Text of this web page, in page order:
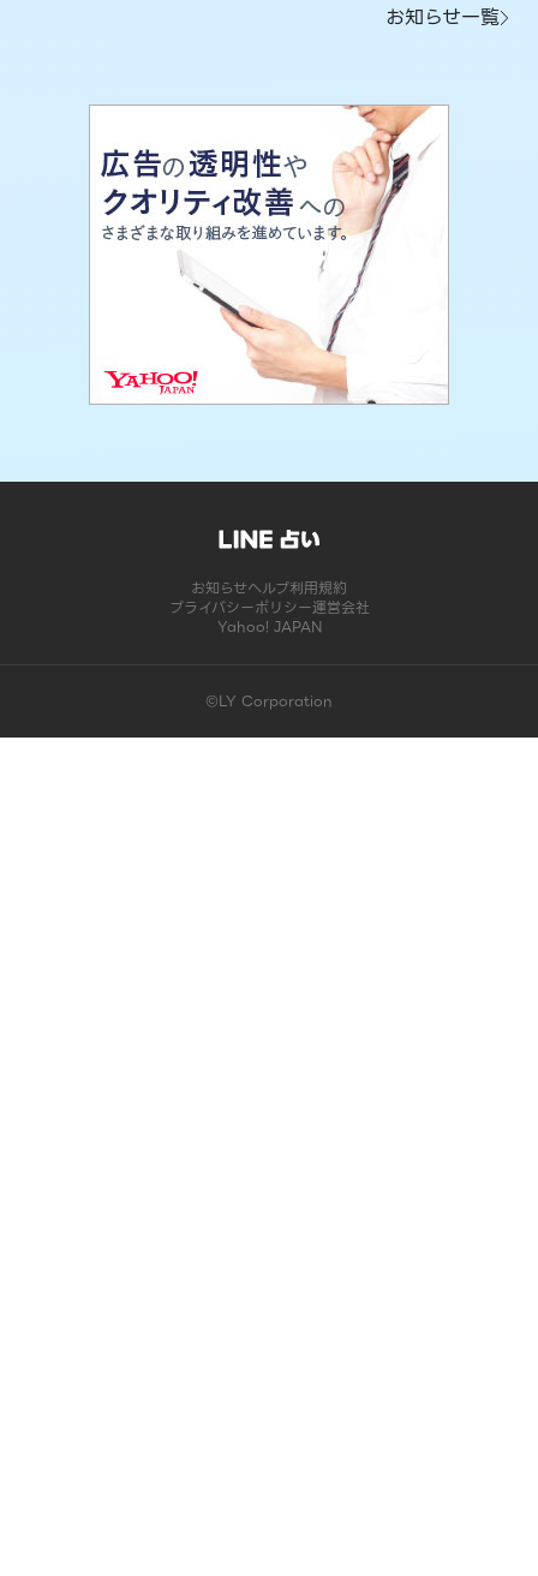
お知らせ一覧
お知らせヘルプ利用規約
プライバシーポリシー運営会社
Yahoo! JAPAN
©LY Corporation
このコンテンツは掲載が終了しました | LINE占い